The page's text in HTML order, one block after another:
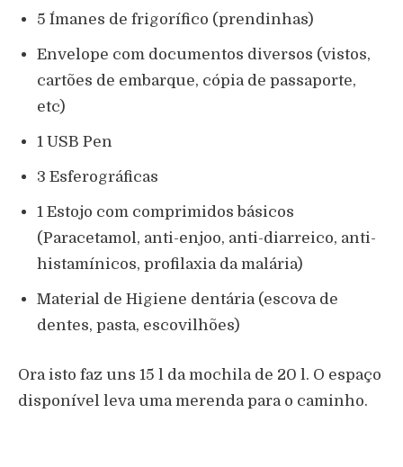
5 Ímanes de frigorífico (prendinhas)
Envelope com documentos diversos (vistos,
cartões de embarque, cópia de passaporte,
etc)
1 USB Pen
3 Esferográficas
1 Estojo com comprimidos básicos
(Paracetamol, anti-enjoo, anti-diarreico, anti-
histamínicos, profilaxia da malária)
Material de Higiene dentária (escova de
dentes, pasta, escovilhões)
Ora isto faz uns 15 l da mochila de 20 l. O espaço
disponível leva uma merenda para o caminho.